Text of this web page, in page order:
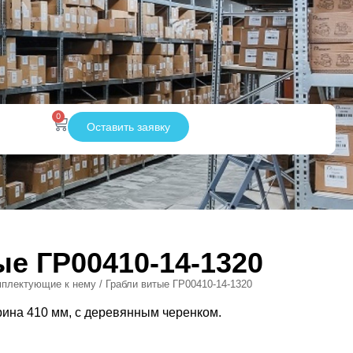
0
Оставить заявку
ГР00410-14-1320
к нему / Грабли витые ГР00410-14-1320
410 мм, с деревянным черенком.